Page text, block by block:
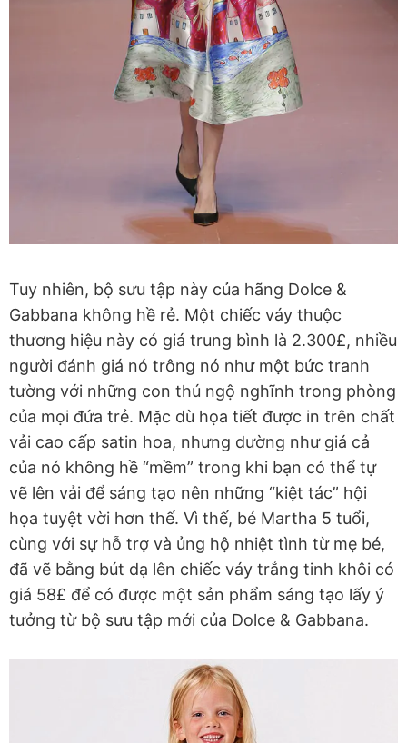
Tuy nhiên, bộ sưu tập này của hãng Dolce &
Gabbana không hề rẻ. Một chiếc váy thuộc
thương hiệu này có giá trung bình là 2.300£, nhiều
người đánh giá nó trông nó như một bức tranh
tường với những con thú ngộ nghĩnh trong phòng
của mọi đứa trẻ. Mặc dù họa tiết được in trên chất
vải cao cấp satin hoa, nhưng dường như giá cả
của nó không hề “mềm” trong khi bạn có thể tự
vẽ lên vải để sáng tạo nên những “kiệt tác” hội
họa tuyệt vời hơn thế. Vì thế, bé Martha 5 tuổi,
cùng với sự hỗ trợ và ủng hộ nhiệt tình từ mẹ bé,
đã vẽ bằng bút dạ lên chiếc váy trắng tinh khôi có
giá 58£ để có được một sản phẩm sáng tạo lấy ý
tưởng từ bộ sưu tập mới của Dolce & Gabbana.